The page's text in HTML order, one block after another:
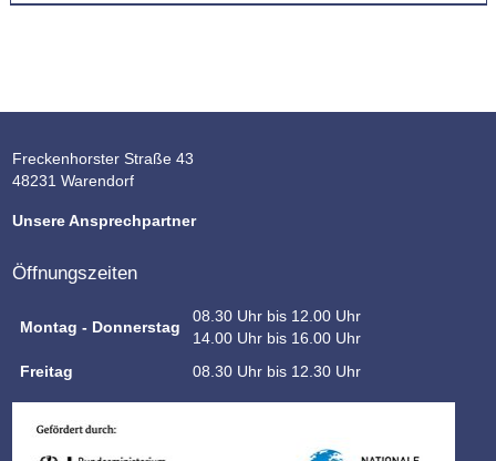
Freckenhorster Straße 43
48231 Warendorf
Unsere Ansprechpartner
Öffnungszeiten
Montag - Donnerstag
08.30 Uhr bis 12.00 Uhr
14.00 Uhr bis 16.00 Uhr
Freitag
08.30 Uhr bis 12.30 Uhr